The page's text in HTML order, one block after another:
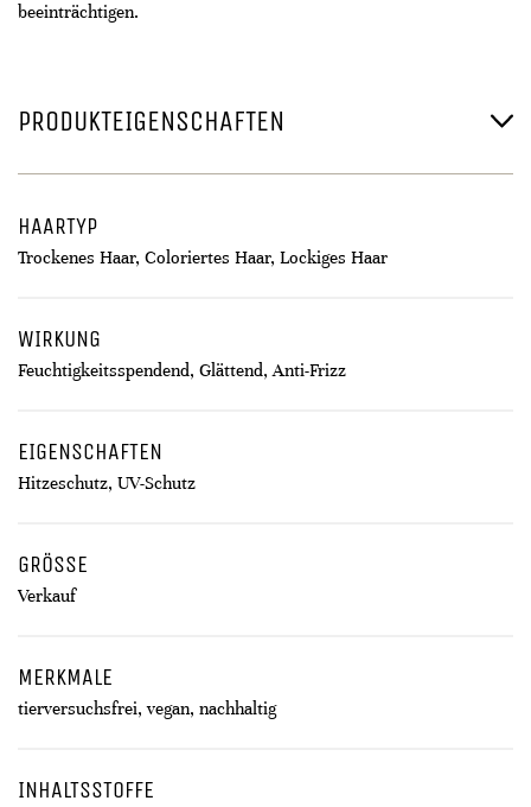
beeinträchtigen.
PRODUKTEIGENSCHAFTEN
HAARTYP
Trockenes Haar, Coloriertes Haar, Lockiges Haar
WIRKUNG
Feuchtigkeitsspendend, Glättend, Anti-Frizz
EIGENSCHAFTEN
Hitzeschutz, UV-Schutz
GRÖSSE
Verkauf
MERKMALE
tierversuchsfrei, vegan, nachhaltig
INHALTSSTOFFE